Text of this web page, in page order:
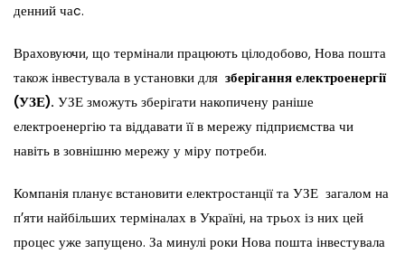
денний чаc.
Враховуючи, що термінали працюють цілодобово, Нова пошта
також інвестувала в установки для зберігання електроенергії
(УЗЕ). УЗЕ зможуть зберігати накопичену раніше
електроенергію та віддавати її в мережу підприємства чи
навіть в зовнішню мережу у міру потреби.
Компанія планує встановити електростанції та УЗЕ загалом на
п’яти найбільших терміналах в Україні, на трьох із них цей
процес уже запущено. За минулі роки Нова пошта інвестувала